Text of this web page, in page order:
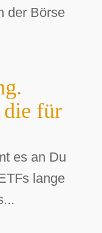
der Börse
die für
es an Du
lange